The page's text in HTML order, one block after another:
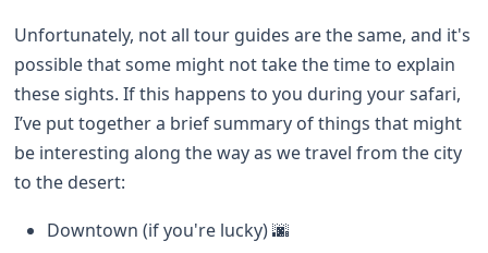
Unfortunately, not all tour guides are the same, and it's
possible that some might not take the time to explain
these sights. If this happens to you during your safari,
I’ve put together a brief summary of things that might
be interesting along the way as we travel from the city
to the desert:
Downtown (if you're lucky) 🌆